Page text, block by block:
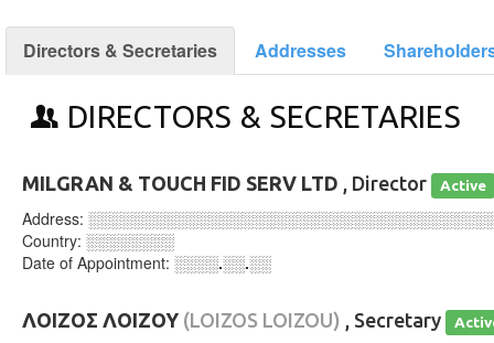
Directors & Secretaries Addresses
DIRECTORS & SECRETARIES
MILGRAN & TOUCH FID SERV LTD , Director Active
Address:
Country: ░░░░░░░░
Date of Appointment: ░░░░.░░.░░
ΛΟΙΖΟΣ ΛΟΙΖΟΥ (LOIZOS LOIZOU) , Secretary